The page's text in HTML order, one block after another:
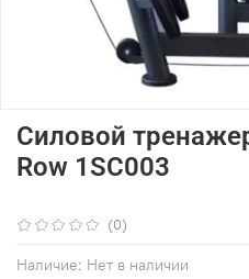
(0)
Наличие: Нет в наличии
Силовой
Row 1SC003